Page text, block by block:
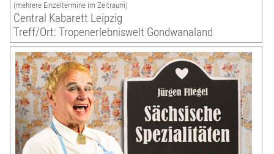
(mehrere Einzeltermine im Zeitraum)
Central Kabarett Leipzig
Treff/Ort: Tropenerlebniswelt Gondwanaland